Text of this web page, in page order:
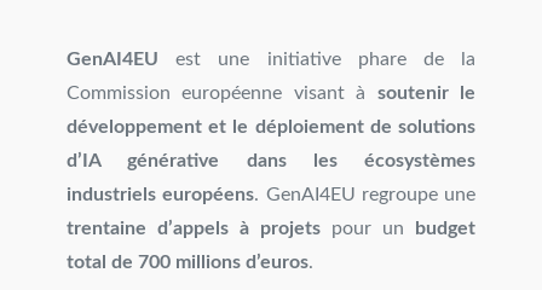
GenAI4EU est une initiative phare de la
Commission européenne visant à soutenir le
développement et le déploiement de solutions
d’IA générative dans les écosystèmes
industriels européens. GenAI4EU regroupe une
trentaine d’appels à projets pour un
budget
total de 700 millions d’euros.